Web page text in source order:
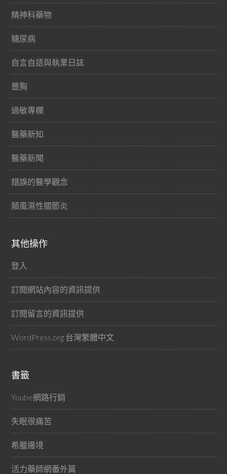
精神科藥物
糖尿病
自言自語與執業日誌
豐胸
過敏專欄
醫藥新知
醫藥新聞
錯誤的醫學觀念
類風濕性關節炎
其他操作
登入
訂閱網站內容的資訊提供
訂閱留言的資訊提供
WordPress.org 台灣繁體中文
書籤
Yoube網路行銷
失眠很痛苦
希臘邊境
活力藥師網番外篇